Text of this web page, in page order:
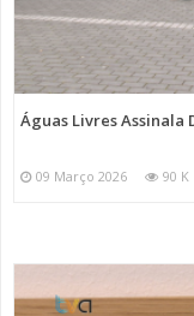
Águas Livres Assinala
09 Março 2026 90 K